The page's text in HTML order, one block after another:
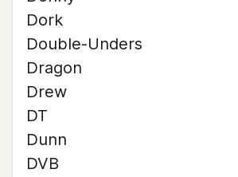
Dork
Double-Unders
Dragon
Drew
DT
Dunn
DVB